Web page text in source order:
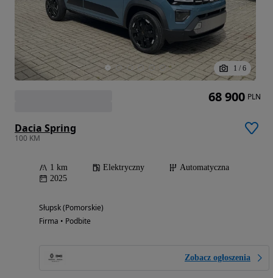
1 / 6
Dacia Spring
100 KM
1 km Elektryczny
Automatyczna
2025
Słupsk (Pomorskie)
Firma • Podbite
Zobacz ogłoszenia
68 900 PLN